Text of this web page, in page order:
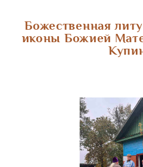
Божественная
иконы Божией